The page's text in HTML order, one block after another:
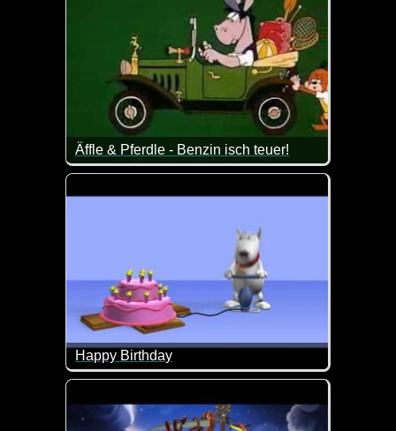
Äffle & Pferdle - Benzin isch teuer!
Dieses Video passt doch derzeit wie die Faust
Happy Birthday
Das ist doch mal ein lustiges Happy Birthday